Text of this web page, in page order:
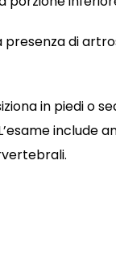
presenza di
in piedi o
include